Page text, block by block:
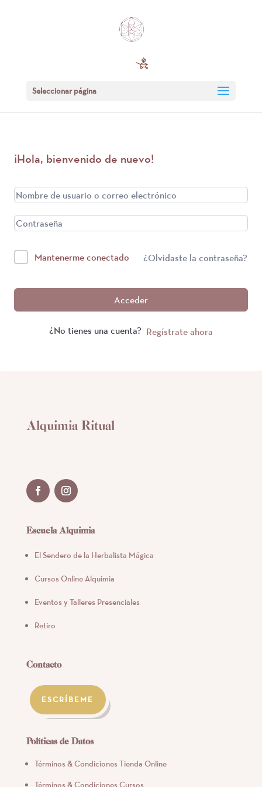
Seleccionar página
¡Hola, bienvenido de nuevo!
Mantenerme conectado ¿Olvidaste la contraseña?
Acceder
¿No tienes una cuenta? Regístrate ahora
Alquimia Ritual
Escuela Alquimia
El Sendero de la Herbalista Mágica
Cursos Online Alquimia
Eventos y Talleres Presenciales
Retiro
Contacto
ESCRÍBEME
Políticas de Datos
Términos & Condiciones Tienda Online
Términos & Condiciones Cursos